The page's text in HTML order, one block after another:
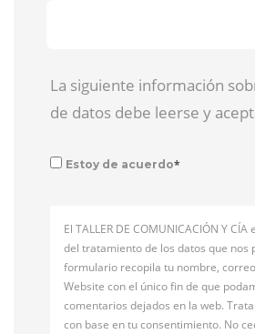
La siguiente información
de datos debe leerse y
Estoy de acuerdo*
El TALLER DE COMUNICACIÓN Y
del tratamiento de los datos que nos
formulario recopila tu nombre,
Website con el único fin de que
comentarios dejados en la web.
con base en tu consentimiento. No